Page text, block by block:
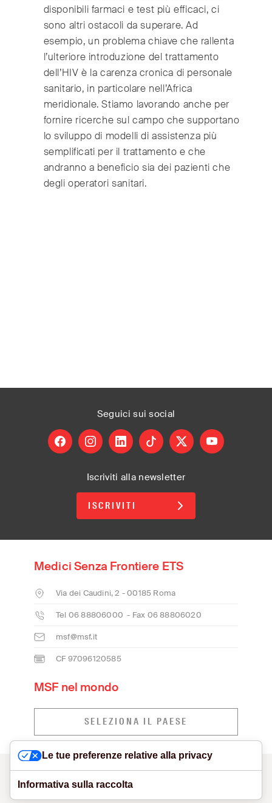
disponibili farmaci e test più efficaci, ci
sono altri ostacoli da superare. Ad
esempio, un problema chiave che rallenta
l’ulteriore introduzione del trattamento
dell’HIV è la carenza cronica di personale
sanitario, in particolare nell’Africa
meridionale. Stiamo lavorando anche per
fornire ricerche sul campo che supportano
lo sviluppo di modelli di assistenza più
semplificati per il trattamento e che
andranno a beneficio sia dei pazienti che
degli operatori sanitari.
Seguici sui social
facebookinstagramlinkedintiktok X youtube
Iscriviti alla newsletter
ISCRIVITI
Medici Senza Frontiere ETS
Via dei Caudini, 2 - 00185 Roma
Tel 06 88806000 - Fax 06 88806020
msf@msf.it
CF 97096120585
MSF nel mondo
SELEZIONA IL PAESE
CONTATTI
MODELLO ORGANIZZATIVO E SEGNALAZIONI
VISUAL IDENTITY
PRIVACY POLICY
Le tue preferenze relative alla privacy
Informativa sulla raccolta